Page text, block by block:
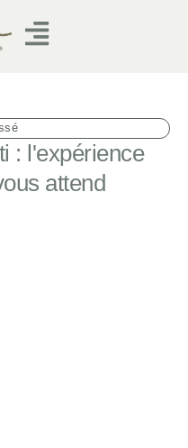
: l'expérience
attend